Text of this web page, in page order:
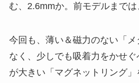
む、2.6mmか。前モデルまでは
今回も、薄い＆磁力のない「
なく、少しでも吸着力をかせ
が大きい「マグネットリング